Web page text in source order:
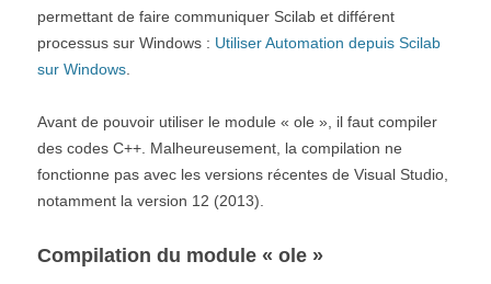
permettant de faire communiquer Scilab et différent
processus sur Windows : Utiliser Automation depuis Scilab
sur Windows
Avant de pouvoir utiliser le module « ole », il faut compiler
des codes C++. Malheureusement, la compilation ne
fonctionne pas avec les versions récentes de Visual Studio,
notamment la version 12 (2013).
Compilation du module « ole »